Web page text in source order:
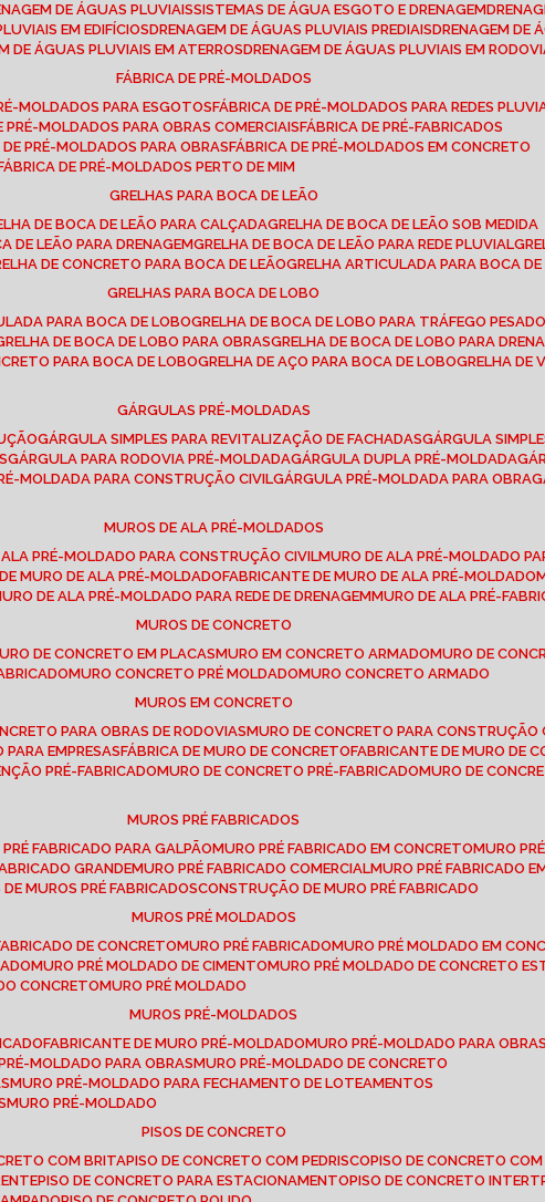
DE ÁGUAS PLUVIAIS SISTEMAS DE ÁGUA ESGOTO E DRENAGEM
EM EDIFÍCIOS DRENAGEM DE ÁGUAS PLUVIAIS PREDIAIS DRENAGEM DE
DE ÁGUAS PLUVIAIS EM ATERROS DRENAGEM DE ÁGUAS PLUVIAIS EM
FÁBRICA DE PRÉ-MOLDADOS
MOLDADOS PARA ESGOTOS FÁBRICA DE PRÉ-MOLDADOS PARA REDES
PRÉ-MOLDADOS PARA OBRAS COMERCIAIS FÁBRICA DE PRÉ-FABRICADOS
DE PRÉ-MOLDADOS PARA OBRAS FÁBRICA DE PRÉ-MOLDADOS EM CONCRETO
FÁBRICA DE PRÉ-MOLDADOS PERTO DE MIM
GRELHAS PARA BOCA DE LEÃO
DE BOCA DE LEÃO PARA CALÇADA
GRELHA DE BOCA DE LEÃO SOB MEDIDA
DE LEÃO PARA DRENAGEM GRELHA DE BOCA DE LEÃO PARA REDE PLUVIAL
DE CONCRETO PARA BOCA DE LEÃO GRELHA ARTICULADA PARA BOCA
GRELHAS PARA BOCA DE LOBO
PARA BOCA DE LOBO
GRELHA DE BOCA DE LOBO PARA TRÁFEGO PESADO
GRELHA DE BOCA DE LOBO PARA OBRAS
GRELHA DE BOCA DE LOBO PARA
PARA BOCA DE LOBO GRELHA DE AÇO PARA BOCA DE LOBO
GRELHA
GÁRGULAS PRÉ-MOLDADAS
GÁRGULA SIMPLES PARA REVITALIZAÇÃO DE FACHADAS
GÁRGULA
GÁRGULA PARA RODOVIA PRÉ-MOLDADA GÁRGULA DUPLA PRÉ-MOLDADA
MOLDADA PARA CONSTRUÇÃO CIVIL GÁRGULA PRÉ-MOLDADA PARA OBRA
MUROS DE ALA PRÉ-MOLDADOS
ALA PRÉ-MOLDADO PARA CONSTRUÇÃO CIVIL
MURO DE ALA PRÉ-MOLDADO
DE MURO DE ALA PRÉ-MOLDADO FABRICANTE DE MURO DE ALA PRÉ-MOLDADO
MURO DE ALA PRÉ-MOLDADO PARA REDE DE DRENAGEM MURO DE ALA PRÉ-
MUROS DE CONCRETO
MURO DE CONCRETO EM PLACAS MURO EM CONCRETO ARMADO
MURO DE
MURO CONCRETO PRÉ MOLDADO
MURO CONCRETO ARMADO
MUROS EM CONCRETO
PARA OBRAS DE RODOVIAS
MURO DE CONCRETO PARA CONSTRUÇÃO
PARA EMPRESAS FÁBRICA DE MURO DE CONCRETO FABRICANTE DE MURO DE
PRÉ-FABRICADO MURO DE CONCRETO PRÉ-FABRICADO
MURO DE
MUROS PRÉ FABRICADOS
PRÉ FABRICADO PARA GALPÃO MURO PRÉ FABRICADO EM CONCRETO
MURO
GRANDE MURO PRÉ FABRICADO COMERCIAL
MURO PRÉ FABRICADO
DE MUROS PRÉ FABRICADOS CONSTRUÇÃO DE MURO PRÉ FABRICADO
MUROS PRÉ MOLDADOS
DE CONCRETO MURO PRÉ FABRICADO MURO PRÉ MOLDADO EM
MURO PRÉ MOLDADO DE CIMENTO
MURO PRÉ MOLDADO DE CONCRETO
CONCRETO
MURO PRÉ MOLDADO
MUROS PRÉ-MOLDADOS
FABRICANTE DE MURO PRÉ-MOLDADO
MURO PRÉ-MOLDADO PARA
PRÉ-MOLDADO PARA OBRAS
MURO PRÉ-MOLDADO DE CONCRETO
MURO PRÉ-MOLDADO PARA FECHAMENTO DE LOTEAMENTOS
MURO PRÉ-MOLDADO
PISOS DE CONCRETO
COM BRITA PISO DE CONCRETO COM PEDRISCO PISO DE CONCRETO
PISO DE CONCRETO PARA ESTACIONAMENTO PISO DE CONCRETO